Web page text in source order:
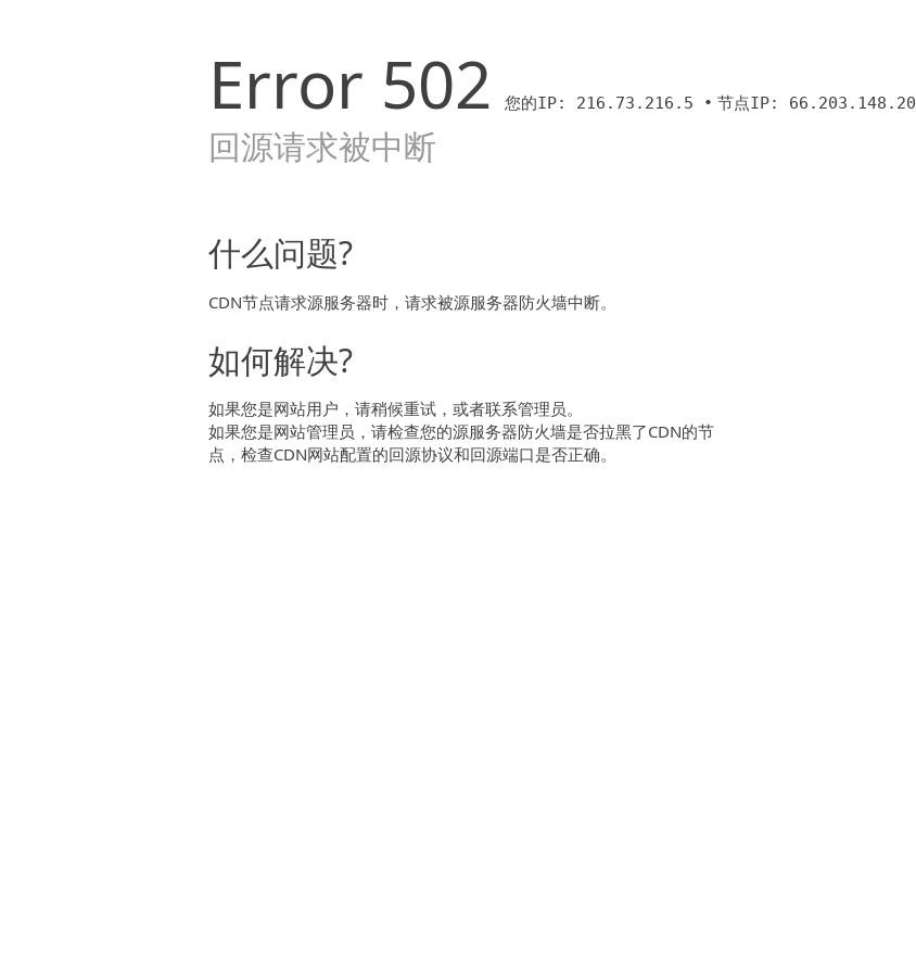
Error 502 您的IP: 216.73.216.5 • 节点IP: 66.203.148.20
回源请求被中断
什么问题?
CDN节点请求源服务器时，请求被源服务器防火墙中断。
如何解决?
如果您是网站用户，请稍候重试，或者联系管理员。
如果您是网站管理员，请检查您的源服务器防火墙是否拉黑了CDN的节
点，检查CDN网站配置的回源协议和回源端口是否正确。